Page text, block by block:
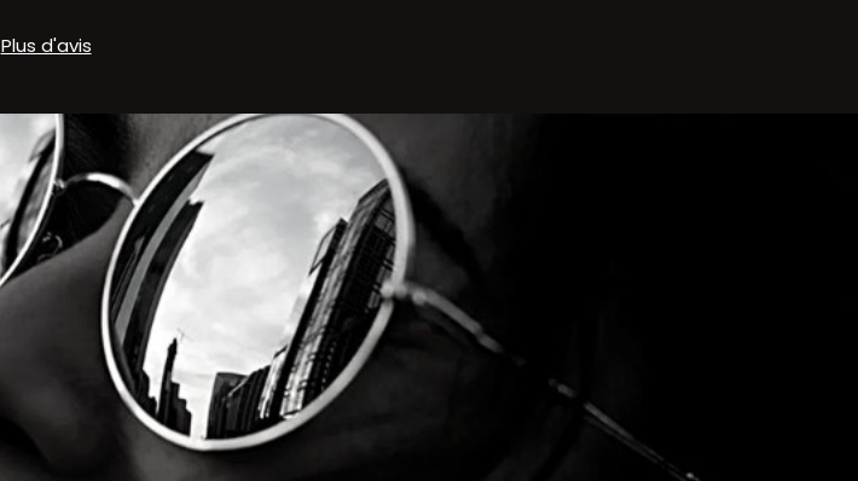
Plus d'avis